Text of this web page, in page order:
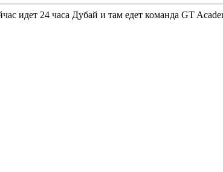
идет 24 часа Дубай и там едет команда GT